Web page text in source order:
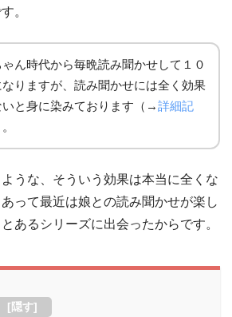
。
ん時代から毎晩読み聞かせして１０
りますが、読み聞かせには全く効果
いと身に染みております（→詳細記
うな、そういう効果は本当に全くな
って最近は娘との読み聞かせが楽し
あるシリーズに出会ったからです。
[隠す]